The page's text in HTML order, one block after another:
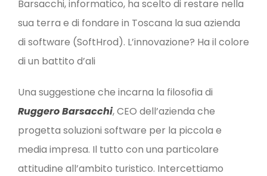
Barsacchi, informatico, ha scelto di restare nella
sua terra e di fondare in Toscana la sua azienda
di software (SoftHrod). L’innovazione? Ha il colore
di un battito d’ali
Una suggestione che incarna la filosofia di
Ruggero Barsacchi, CEO dell’azienda che
progetta soluzioni software per la piccola e
media impresa. Il tutto con una particolare
attitudine all’ambito turistico. Intercettiamo